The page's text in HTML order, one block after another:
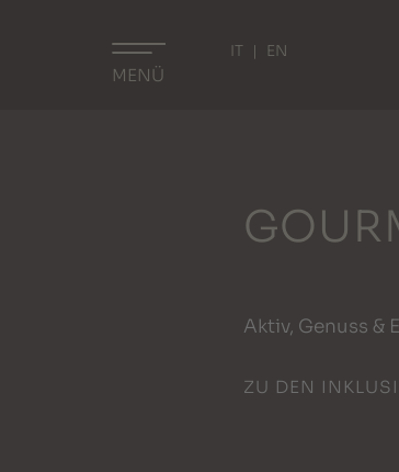
MENÜ
IT EN
Aktiv, Genuss &
ZU DEN